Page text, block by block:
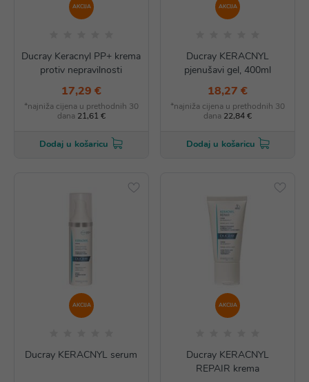
AKCIJA
Ducray Keracnyl PP+ krema
protiv nepravilnosti
17,29 €
*najniža cijena u prethodnih 30
dana 21,61 €
Dodaj u košaricu
AKCIJA
Ducray KERACNYL
pjenušavi gel, 400ml
18,27 €
*najniža cijena u prethodnih 30
dana 22,84 €
Dodaj u košaricu
AKCIJA
Ducray KERACNYL serum
AKCIJA
Ducray KERACNYL
REPAIR krema